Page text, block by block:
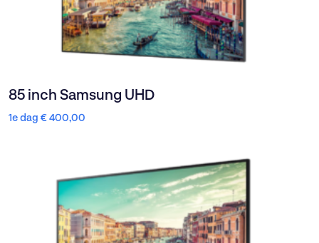
85 inch Samsung UHD
1e dag €400,00